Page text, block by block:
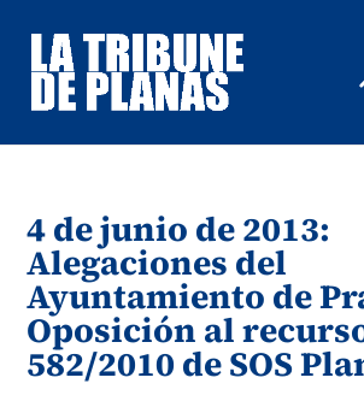
4 de junio de 2013:
Alegaciones del
Ayuntamiento de
Oposición al
582/2010 de SOS